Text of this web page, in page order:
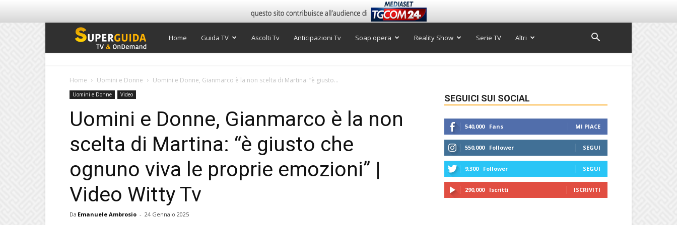
Super
Home Guida TV Ascolti Tv Anticipazioni Tv Soap opera Reality Show Serie TV Altri
Home Uomini e Donne Uomini e Donne, Gianmarco è la non scelta di Martina: “è giusto...
Uomini e Donne Video
Uomini e Donne, Gianmarco è la non
scelta di Martina: “è giusto che
ognuno viva le proprie emozioni” |
Video Witty Tv
Da Emanuele Ambrosio - 24 Gennaio 2025
SEGUICI SUI SOCIAL
540,000 Fans MI PIACE
550,000 Follower SEGUI
9,300 Follower SEGUI
290,000 Iscritti ISCRIVITI